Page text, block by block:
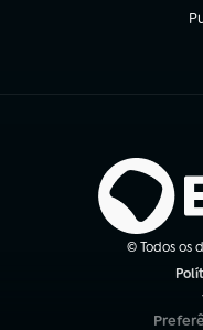
© Todos os